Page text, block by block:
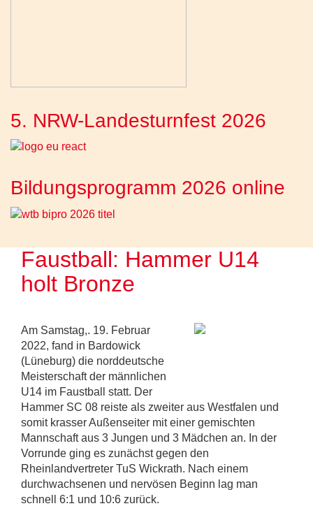
5. NRW-Landesturnfest 2026
Bildungsprogramm 2026 online
Faustball: Hammer U14
holt Bronze
Am Samstag,. 19. Februar
2022, fand in Bardowick
(Lüneburg) die norddeutsche
Meisterschaft der männlichen
U14 im Faustball statt. Der
Hammer SC 08 reiste als zweiter aus Westfalen und
somit krasser Außenseiter mit einer gemischten
Mannschaft aus 3 Jungen und 3 Mädchen an. In der
Vorrunde ging es zunächst gegen den
Rheinlandvertreter TuS Wickrath. Nach einem
durchwachsenen und nervösen Beginn lag man
schnell 6:1 und 10:6 zurück.